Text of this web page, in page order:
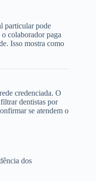
particular pode
colaborador paga
Isso mostra como
credenciada. O
dentistas por
se atendem o
dos